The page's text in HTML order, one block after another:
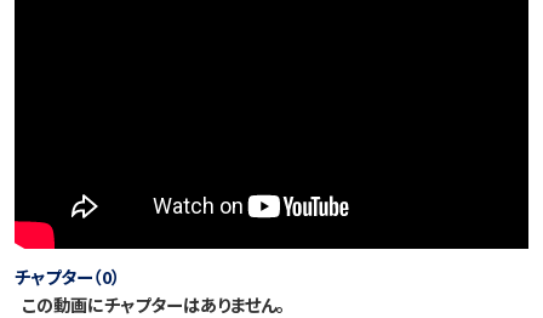
チャプター（0）
この動画にチャプターはありません。